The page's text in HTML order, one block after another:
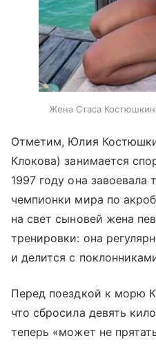
Жена Стаса
Отметим, Юлия
Клокова) занимается
1997 году она завоевала
чемпионки мира по
на свет сыновей жена
тренировки: она
и делится с
Перед поездкой к морю
что сбросила девять
теперь «может не